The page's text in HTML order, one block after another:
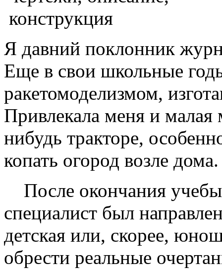
Я давний поклонник
Еще в свои школьные
ракетомоделизмом,
Привлекала меня и
нибудь тракторе,
копать огород возле дома.
После окончания учебы
специалист был
детская или, скорее,
обрести реальные